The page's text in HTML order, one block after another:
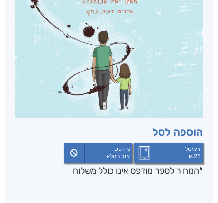
הוספה לסל
דיגיטלי
₪25
מודפס
אזל המלאי
*המחיר לספר מודפס אינו כולל משלוח